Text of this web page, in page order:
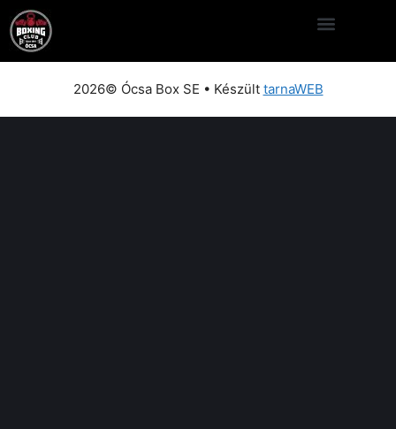
2026© Ócsa Box SE • Készült tarnaWEB